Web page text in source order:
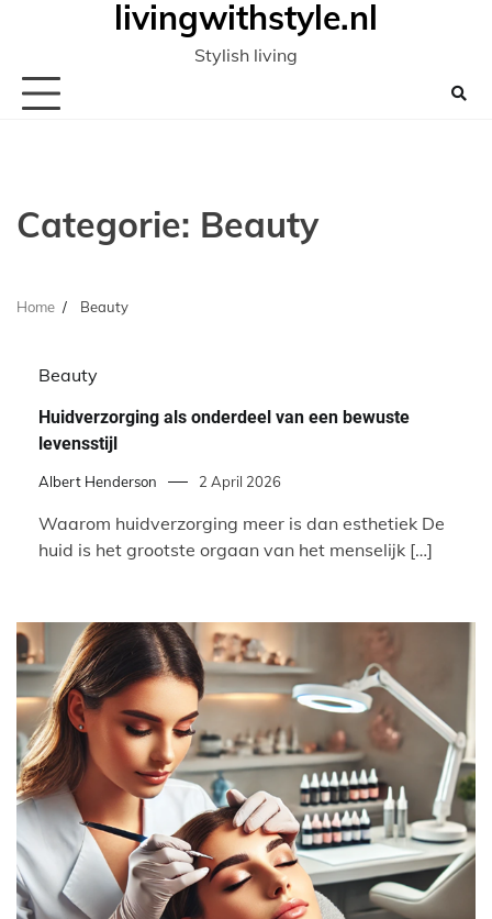
inhoud
livingwithstyle.nl
Stylish living
Categorie: Beauty
Home Beauty
Beauty
Huidverzorging als onderdeel van een bewuste
levensstijl
Albert Henderson 2 April 2026
Waarom huidverzorging meer is dan esthetiek De
huid is het grootste orgaan van het menselijk […]